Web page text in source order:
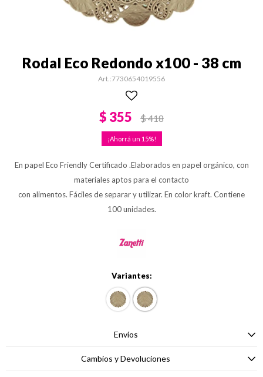
Rodal Eco Redondo x100 - 38 cm
7730654019556
$ 355 $418
15
En papel Eco Friendly Certificado .Elaborados en papel orgánico, con
materiales aptos para el contacto
con alimentos. Fáciles de separar y utilizar. En color kraft. Contiene
100 unidades.
Variantes:
Envíos
Cambios y Devoluciones